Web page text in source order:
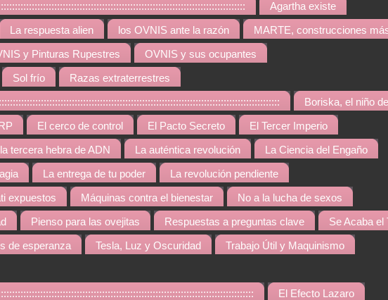
Agartha existe
La respuesta alien los OVNIS ante la razón MARTE, construcciones
y Pinturas Rupestres OVNIS y sus ocupantes
Sol frío Razas extraterrestres
Boriska, el niño
El cerco de control El Pacto Secreto El Tercer Imperio
tercera hebra de ADN La auténtica revolución La Ciencia del Engaño
La entrega de tu poder La revolución pendiente
expuestos Máquinas contra el bienestar No a la lucha de sexos
Pienso para las ovejitas Respuestas a preguntas clave Se Acaba el
de esperanza Tesla, Luz y Oscuridad Trabajo Útil y Maquinismo
El Efecto Lazaro